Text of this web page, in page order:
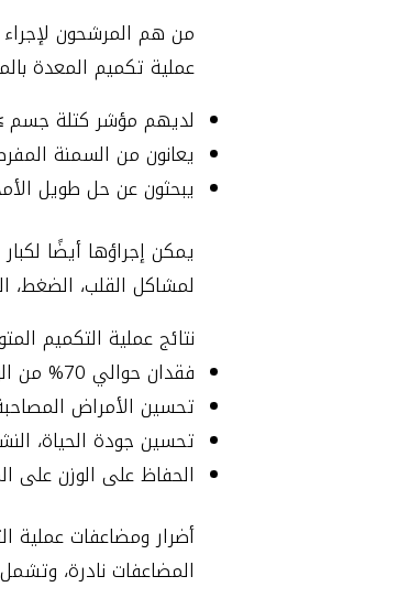
من هم المرشحون
عملية تكميم المعدة
لديهم مؤشر كتلة جسم ≥
يعانون من السمنة
يبحثون عن حل طويل
لمشاكل القلب، الضغط،
نتائج عملية التكميم
فقدان حوالي 70% من الوزن الزائد خلال السنة الأولى بعد الجراحة.
تحسين الأمراض
تحسين جودة الحياة،
الحفاظ على الوزن على
أضرار ومضاعفات عملية
المضاعفات نادرة،